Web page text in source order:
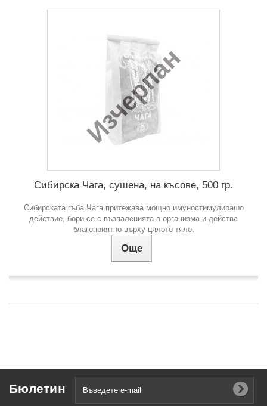
Изчерпан
Сибирска Чага, сушена, на късове, 500 гр.
Сибирската гъба Чага притежава мощно имуностимулирашо
действие, бори се с възпаленията в организма и действа
благоприятно върху цялото тяло.
Още
Бюлетин